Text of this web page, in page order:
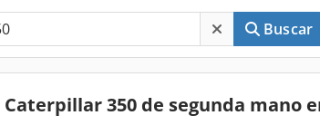
Buscar
Caterpillar 350 de segunda mano